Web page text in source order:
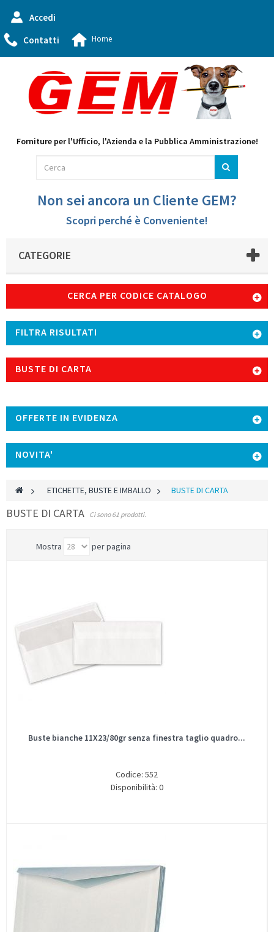
Accedi
Contatti
Home
Forniture per l'Ufficio, l'Azienda e la Pubblica Amministrazione!
Non sei ancora un Cliente GEM?
Scopri perché è Conveniente!
CATEGORIE
CERCA PER CODICE CATALOGO
FILTRA RISULTATI
BUSTE DI CARTA
OFFERTE IN EVIDENZA
NOVITA'
> ETICHETTE, BUSTE E IMBALLO > BUSTE DI CARTA
BUSTE DI CARTA Ci sono 61 prodotti.
Mostra per pagina
Buste bianche 11X23/80gr senza finestra taglio quadro...
Codice: 552
Disponibilità: 0